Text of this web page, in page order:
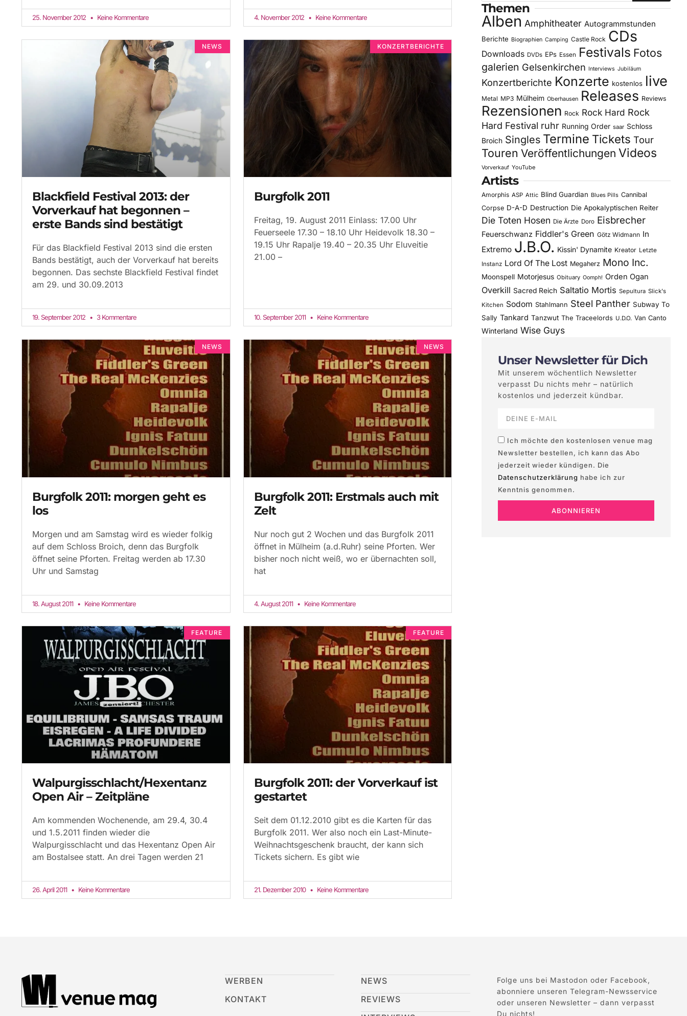
25. November 2012 Keine Kommentare 4. November 2012 Keine Kommentare
NEWS
Blackfield Festival 2013: der
Vorverkauf hat begonnen –
erste Bands sind bestätigt
Für das Blackfield Festival 2013 sind die ersten
Bands bestätigt, auch der Vorverkauf hat bereits
begonnen. Das sechste Blackfield Festival findet
am 29. und 30.09.2013
19. September 2012 3 Kommentare
KONZERTBERICHTE
Burgfolk 2011
Freitag, 19. August 2011 Einlass: 17.00 Uhr
Feuerseele 17.30 – 18.10 Uhr Heidevolk 18.30 –
19.15 Uhr Rapalje 19.40 – 20.35 Uhr Eluveitie
21.00 –
10. September 2011 Keine Kommentare
NEWS
Burgfolk 2011: morgen geht es
los
Morgen und am Samstag wird es wieder folkig
auf dem Schloss Broich, denn das Burgfolk
öffnet seine Pforten. Freitag werden ab 17.30
Uhr und Samstag
18. August 2011 Keine Kommentare
NEWS
Burgfolk 2011: Erstmals auch mit
Zelt
Nur noch gut 2 Wochen und das Burgfolk 2011
öffnet in Mülheim (a.d.Ruhr) seine Pforten. Wer
bisher noch nicht weiß, wo er übernachten soll,
hat
4. August 2011 Keine Kommentare
FEATURE
Walpurgisschlacht/Hexentanz
Open Air – Zeitpläne
Am kommenden Wochenende, am 29.4, 30.4
und 1.5.2011 finden wieder die
Walpurgisschlacht und das Hexentanz Open Air
am Bostalsee statt. An drei Tagen werden 21
26. April 2011 Keine Kommentare
FEATURE
Burgfolk 2011: der Vorverkauf ist
gestartet
Seit dem 01.12.2010 gibt es die Karten für das
Burgfolk 2011. Wer also noch ein Last-Minute-
Weihnachtsgeschenk braucht, der kann sich
Tickets sichern. Es gibt wie
21. Dezember 2010 Keine Kommentare
Themen
Alben Amphitheater Autogrammstunden
Berichte Biographien Camping Castle Rock CDs
Downloads DVDs EPs Essen Festivals Fotos
galerien Gelsenkirchen Interviews Jubiläum
Konzertberichte Konzerte kostenlos live
Metal MP3 Mülheim Oberhausen Releases Reviews
Rezensionen Rock Rock Hard Rock
Hard Festival ruhr Running Order saar Schloss
Broich Singles Termine Tickets Tour
Touren Veröffentlichungen Videos
Vorverkauf YouTube
Artists
Amorphis ASP Attic Blind Guardian Blues Pills Cannibal
Corpse D-A-D Destruction Die Apokalyptischen Reiter
Die Toten Hosen Die Ärzte Doro Eisbrecher
Feuerschwanz Fiddler's Green Götz Widmann In
Extremo J.B.O. Kissin' Dynamite Kreator Letzte
Instanz Lord Of The Lost Megaherz Mono Inc.
Moonspell Motorjesus Obituary Oomph! Orden Ogan
Overkill Sacred Reich Saltatio Mortis Sepultura Slick's
Kitchen Sodom Stahlmann Steel Panther Subway To
Sally Tankard Tanzwut The Traceelords U.D.O. Van Canto
Winterland Wise Guys
Unser Newsletter für Dich
Mit unserem wöchentlich Newsletter
verpasst Du nichts mehr – natürlich
kostenlos und jederzeit kündbar.
Ich möchte den kostenlosen venue mag
Newsletter bestellen, ich kann das Abo
jederzeit wieder kündigen. Die
Datenschutzerklärung habe ich zur
Kenntnis genommen.
ABONNIEREN
WERBEN
KONTAKT
NEWS
REVIEWS
Folge uns bei Mastodon oder Facebook,
abonniere unseren Telegram-Newsservice
oder unseren Newsletter – dann verpasst
Du nichts!